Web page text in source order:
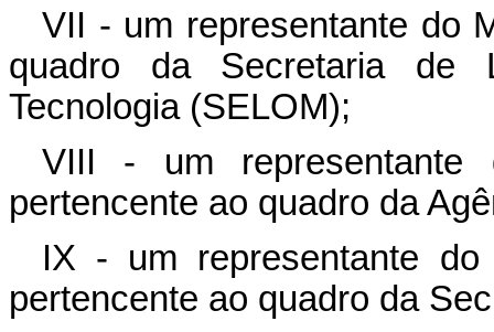
VII - um representante do
quadro da Secretaria de
Tecnologia (SELOM);
VIII - um representante
pertencente ao quadro da
IX - um representante do
pertencente ao quadro da